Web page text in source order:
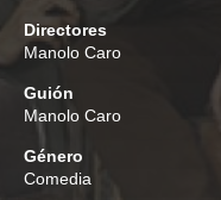
Directores
Manolo Caro
Guión
Manolo Caro
Género
Comedia